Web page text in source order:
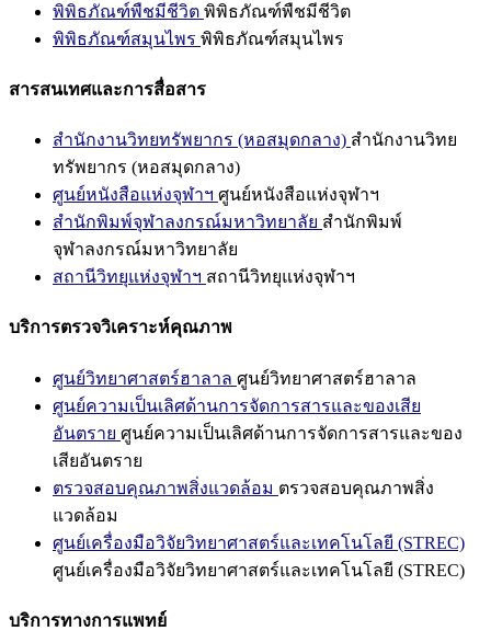
พิพิธภัณฑ์พืชมีชีวิต พิพิธภัณฑ์พืชมีชีวิต
พิพิธภัณฑ์สมุนไพร พิพิธภัณฑ์สมุนไพร
สารสนเทศและการสื่อสาร
สำนักงานวิทยทรัพยากร (หอสมุดกลาง) สำนักงานวิทย
ทรัพยากร (หอสมุดกลาง)
ศูนย์หนังสือแห่งจุฬาฯ ศูนย์หนังสือแห่งจุฬาฯ
สำนักพิมพ์จุฬาลงกรณ์มหาวิทยาลัย สำนักพิมพ์
จุฬาลงกรณ์มหาวิทยาลัย
สถานีวิทยุแห่งจุฬาฯ สถานีวิทยุแห่งจุฬาฯ
บริการตรวจวิเคราะห์คุณภาพ
ศูนย์วิทยาศาสตร์ฮาลาล ศูนย์วิทยาศาสตร์ฮาลาล
ศูนย์ความเป็นเลิศด้านการจัดการสารและของเสีย
อันตราย ศูนย์ความเป็นเลิศด้านการจัดการสารและของ
เสียอันตราย
ตรวจสอบคุณภาพสิ่งแวดล้อม ตรวจสอบคุณภาพสิ่ง
แวดล้อม
ศูนย์เครื่องมือวิจัยวิทยาศาสตร์และเทคโนโลยี (STREC)
ศูนย์เครื่องมือวิจัยวิทยาศาสตร์และเทคโนโลยี (STREC)
บริการทางการแพทย์